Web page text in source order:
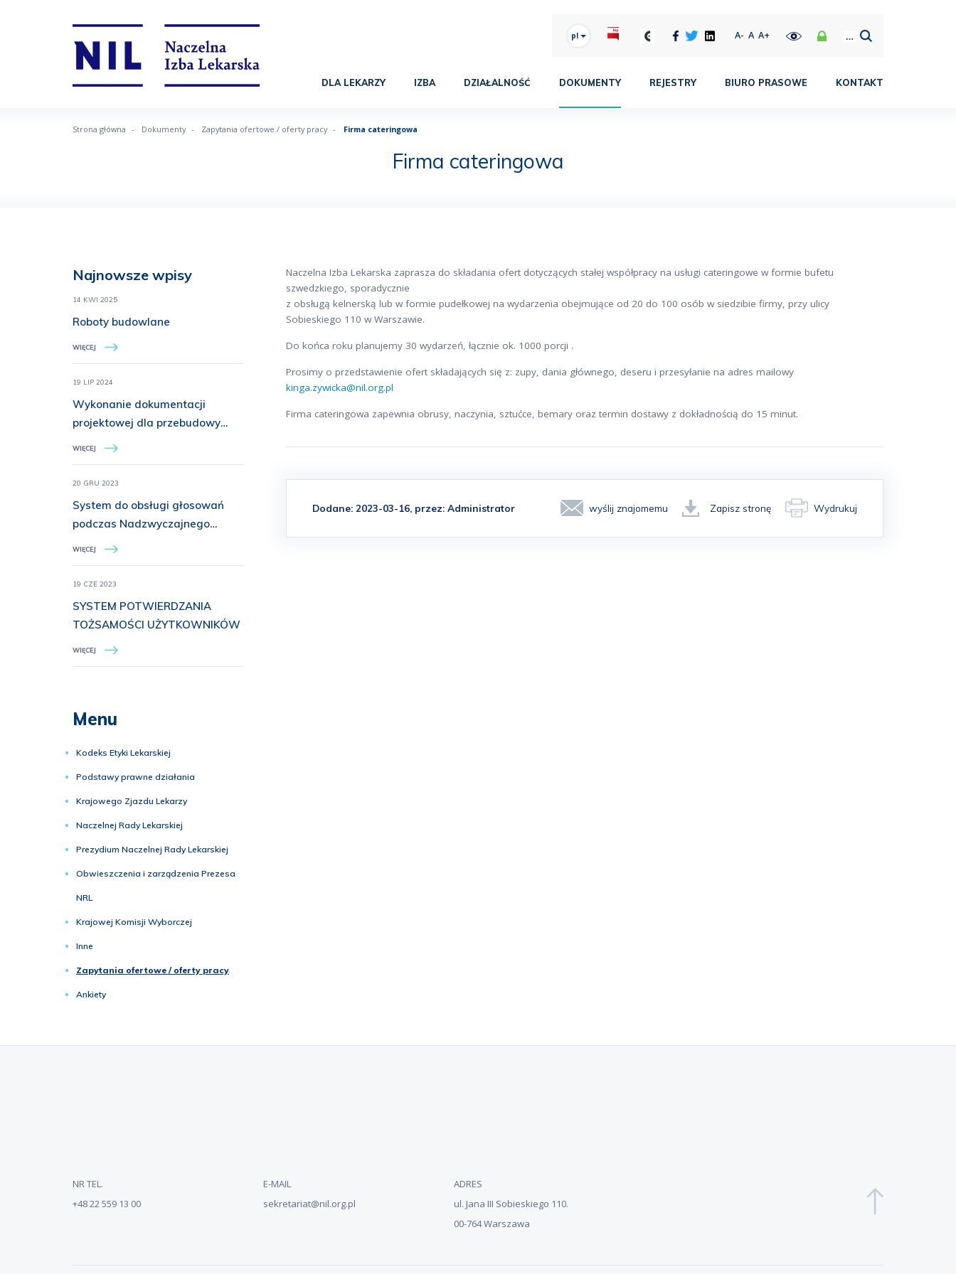
pl A- A A+
DLA LEKARZY IZBA DZIAŁALNOŚĆ DOKUMENTY REJESTRY BIURO PRASOWE KONTAKT
Strona główna Dokumenty Zapytania ofertowe / oferty pracy Firma cateringowa
Firma cateringowa
Najnowsze wpisy
14 KWI 2025
Roboty budowlane
WIĘCEJ
19 LIP 2024
Wykonanie dokumentacji
projektowej dla przebudowy
lokali biurowych i remontu
WIĘCEJ
20 GRU 2023
System do obsługi głosowań
podczas Nadzwyczajnego
Krajowego Zjazdu Lekarzy
WIĘCEJ
19 CZE 2023
SYSTEM POTWIERDZANIA
TOŻSAMOŚCI UŻYTKOWNIKÓW
WIĘCEJ
Menu
Kodeks Etyki Lekarskiej
Podstawy prawne działania
Krajowego Zjazdu Lekarzy
Naczelnej Rady Lekarskiej
Prezydium Naczelnej Rady Lekarskiej
Obwieszczenia i zarządzenia Prezesa
NRL
Krajowej Komisji Wyborczej
Inne
Zapytania ofertowe / oferty pracy
Ankiety
Naczelna Izba Lekarska zaprasza do składania ofert dotyczących stałej współpracy na usługi cateringowe w formie bufetu
szwedzkiego, sporadycznie
z obsługą kelnerską lub w formie pudełkowej na wydarzenia obejmujące od 20 do 100 osób w siedzibie firmy, przy ulicy
Sobieskiego 110 w Warszawie.
Do końca roku planujemy 30 wydarzeń, łącznie ok. 1000 porcji .
Prosimy o przedstawienie ofert składających się z: zupy, dania głównego, deseru i przesyłanie na adres mailowy
kinga.zywicka@nil.org.pl
Firma cateringowa zapewnia obrusy, naczynia, sztućce, bemary oraz termin dostawy z dokładnością do 15 minut.
Dodane: 2023-03-16, przez: Administrator wyślij znajomemu Zapisz stronę Wydrukuj
NR TEL.
+48 22 559 13 00
E-MAIL
sekretariat@nil.org.pl
ADRES
ul. Jana III Sobieskiego 110.
00-764 Warszawa